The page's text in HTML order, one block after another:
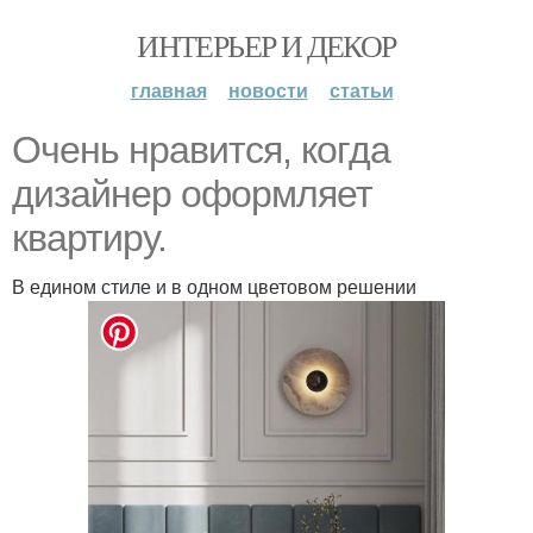
ИНТЕРЬЕР И ДЕКОР
главная новости статьи
Очень нравится, когда
дизайнер оформляет
квартиру.
В едином стиле и в одном цветовом решении